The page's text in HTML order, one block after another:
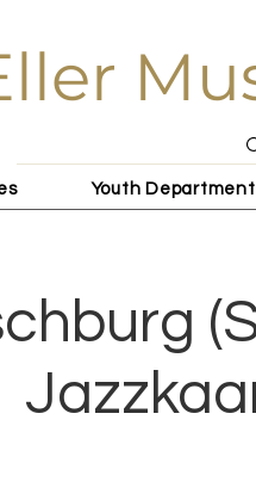
Youth Department